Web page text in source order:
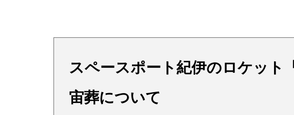
スペースポート紀伊のロケット
宙葬について